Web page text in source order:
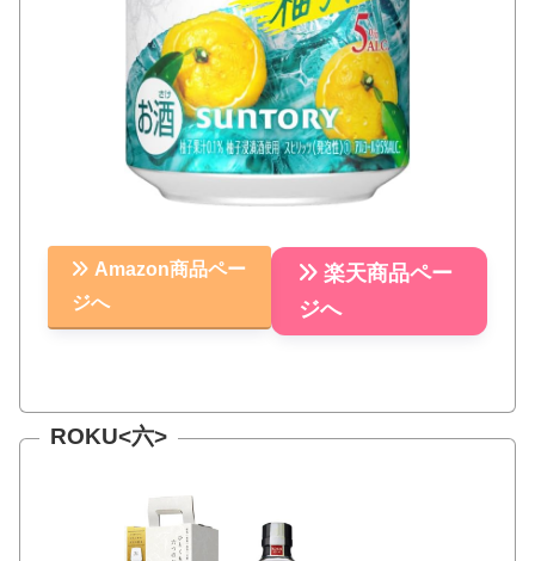
Amazon商品ペー
ジへ
楽天商品ペー
ジへ
ROKU<六>